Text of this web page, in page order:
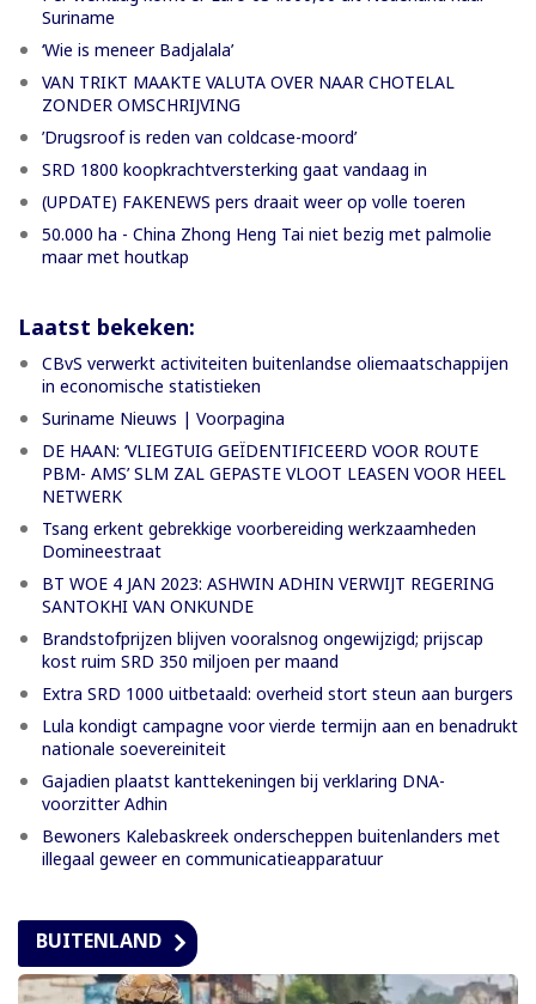
Suriname
‘Wie is meneer Badjalala’
VAN TRIKT MAAKTE VALUTA OVER NAAR CHOTELAL
ZONDER OMSCHRIJVING
’Drugsroof is reden van coldcase-moord’
SRD 1800 koopkrachtversterking gaat vandaag in
(UPDATE) FAKENEWS pers draait weer op volle toeren
50.000 ha - China Zhong Heng Tai niet bezig met palmolie
maar met houtkap
Laatst bekeken:
CBvS verwerkt activiteiten buitenlandse oliemaatschappijen
in economische statistieken
Suriname Nieuws | Voorpagina
DE HAAN: ‘VLIEGTUIG GEÏDENTIFICEERD VOOR ROUTE
PBM- AMS’ SLM ZAL GEPASTE VLOOT LEASEN VOOR HEEL
NETWERK
Tsang erkent gebrekkige voorbereiding werkzaamheden
Domineestraat
BT WOE 4 JAN 2023: ASHWIN ADHIN VERWIJT REGERING
SANTOKHI VAN ONKUNDE
Brandstofprijzen blijven vooralsnog ongewijzigd; prijscap
kost ruim SRD 350 miljoen per maand
Extra SRD 1000 uitbetaald: overheid stort steun aan burgers
Lula kondigt campagne voor vierde termijn aan en benadrukt
nationale soevereiniteit
Gajadien plaatst kanttekeningen bij verklaring DNA-
voorzitter Adhin
Bewoners Kalebaskreek onderscheppen buitenlanders met
illegaal geweer en communicatieapparatuur
BUITENLAND